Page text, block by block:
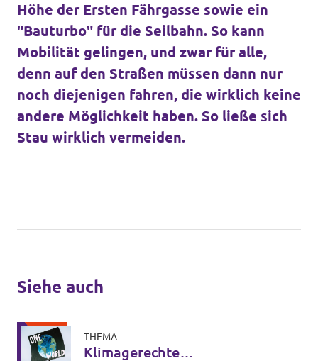
Höhe der Ersten Fährgasse sowie ein
"Bauturbo" für die Seilbahn. So kann
Mobilität gelingen, und zwar für alle,
denn auf den Straßen müssen dann nur
noch diejenigen fahren, die wirklich keine
andere Möglichkeit haben. So ließe sich
Stau wirklich vermeiden.
Siehe auch
THEMA
Klimagerechte